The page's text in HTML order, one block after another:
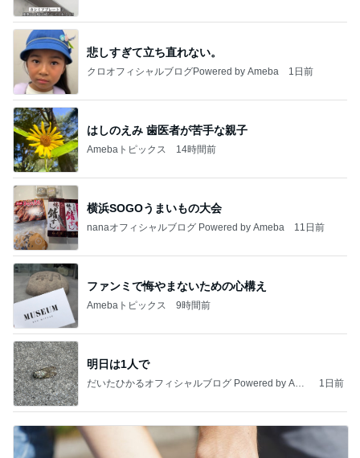
悲しすぎて立ち直れない。
クロオフィシャルブログPowered by Ameba 1日前
はしのえみ 歯医者が苦手な親子
Amebaトピックス 14時間前
横浜SOGOうまいもの大会
nanaオフィシャルブログ Powered by Ameba 11日前
ファンミで悔やまないための心構え
Amebaトピックス 9時間前
明日は1人で
だいたひかるオフィシャルブログ Powered by Ame
1日前